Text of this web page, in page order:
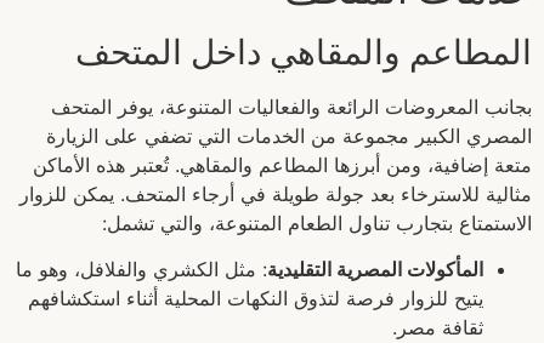
المطاعم والمقاهي داخل المتحف
بجانب المعروضات الرائعة والفعاليات المتنوعة، يوفر المتحف
المصري الكبير مجموعة من الخدمات التي تضفي على الزيارة
متعة إضافية، ومن أبرزها المطاعم والمقاهي. تُعتبر هذه الأماكن
مثالية للاسترخاء بعد جولة طويلة في أرجاء المتحف. يمكن للزوار
الاستمتاع بتجارب تناول الطعام المتنوعة، والتي تشمل:
المأكولات المصرية التقليدية: مثل الكشري والفلافل، وهو ما
يتيح للزوار فرصة لتذوق النكهات المحلية أثناء استكشافهم
ثقافة مصر.